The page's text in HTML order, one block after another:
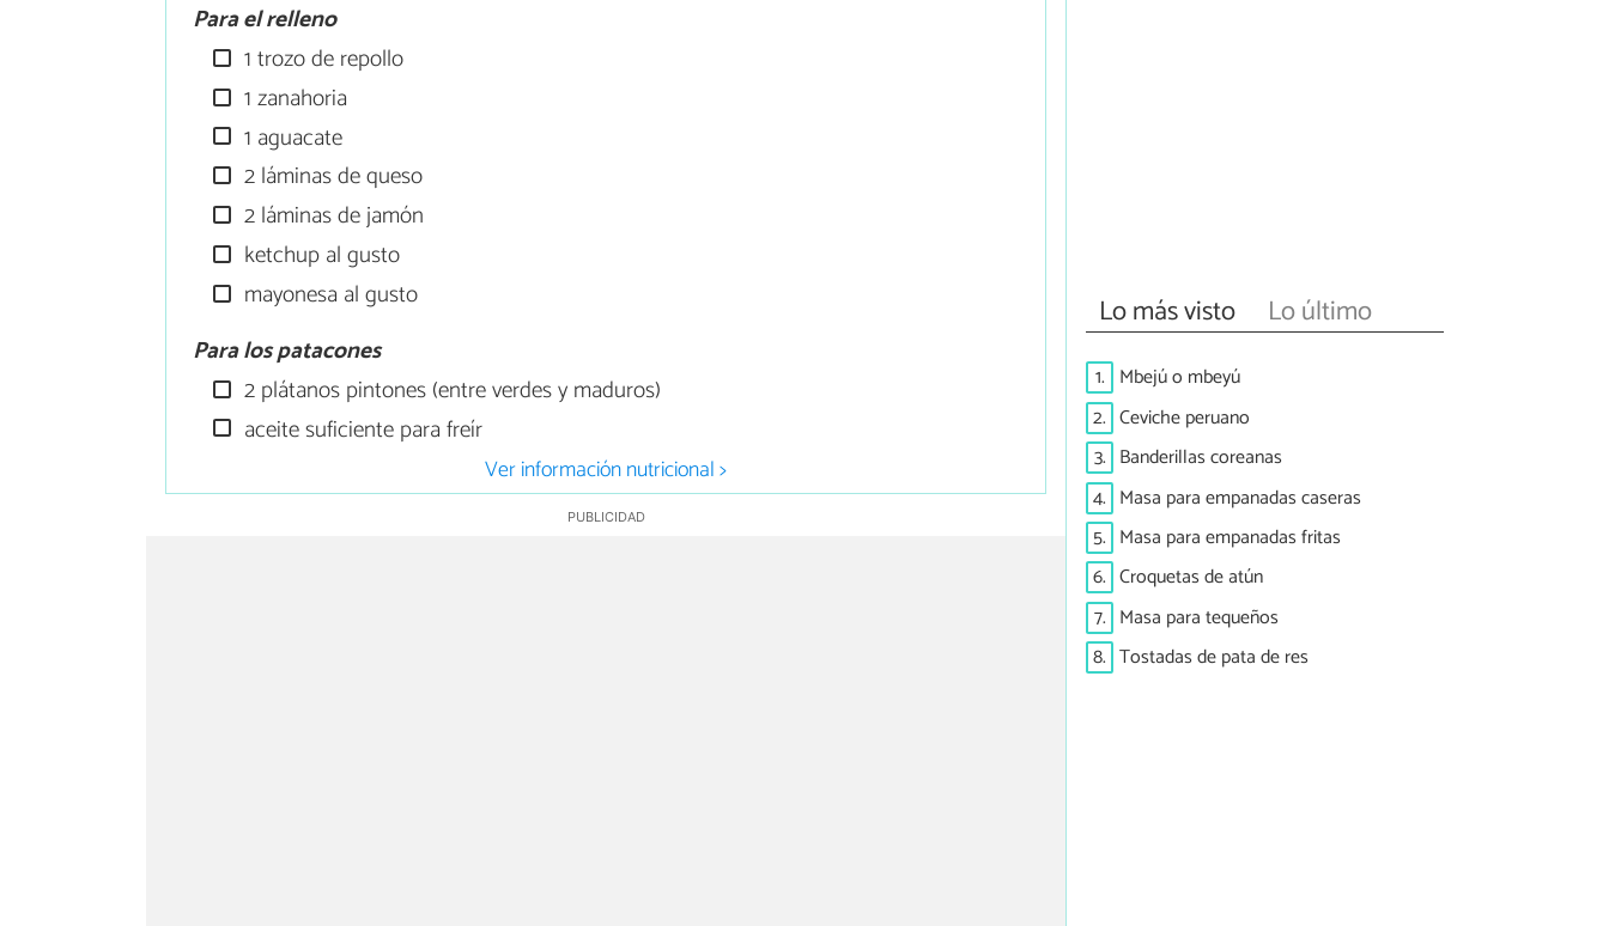
Para el relleno
1 trozo de repollo
1 zanahoria
1 aguacate
2 láminas de queso
2 láminas de jamón
ketchup al gusto
mayonesa al gusto
Para los patacones
2 plátanos pintones (entre verdes y maduros)
aceite suficiente para freír
Ver información nutricional >
Lo más visto Lo último
1. Mbejú o mbeyú
2. Ceviche peruano
3. Banderillas coreanas
4. Masa para empanadas caseras
5. Masa para empanadas fritas
6. Croquetas de atún
7. Masa para tequeños
8. Tostadas de pata de res